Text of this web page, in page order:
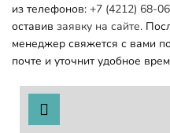
из телефонов: +7 (4212) 68-
оставив заявку на сайте.
менеджер свяжется с вами
почте и уточнит удобное